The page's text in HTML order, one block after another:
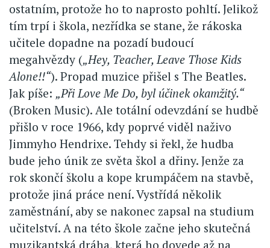
ostatním, protože ho to naprosto pohltí. Jelikož
tím trpí i škola, nezřídka se stane, že rákoska
učitele dopadne na pozadí budoucí
megahvězdy („Hey, Teacher, Leave Those Kids
Alone!!“). Propad muzice přišel s The Beatles.
Jak píše: „Při Love Me Do, byl účinek okamžitý.“
(Broken Music). Ale totální odevzdání se hudbě
přišlo v roce 1966, kdy poprvé viděl naživo
Jimmyho Hendrixe. Tehdy si řekl, že hudba
bude jeho únik ze světa škol a dřiny. Jenže za
rok skončí školu a kope krumpáčem na stavbě,
protože jiná práce není. Vystřídá několik
zaměstnání, aby se nakonec zapsal na studium
učitelství. A na této škole začne jeho skutečná
muzikantská dráha, která ho dovede až na